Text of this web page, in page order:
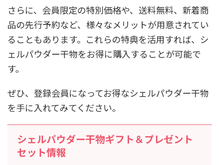
さらに、会員限定の特別価格や、送料無料、新着商
品の先行予約など、様々なメリットが用意されてい
ることもあります。これらの特典を活用すれば、シ
ェルパウダー干物をお得に購入することが可能で
す。
ぜひ、登録会員になってお得なシェルパウダー干物
を手に入れてみてください。
シェルパウダー干物ギフト＆プレゼント
セット情報